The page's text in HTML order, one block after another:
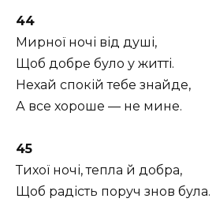
44
Мирної ночі від душі,
Щоб добре було у житті.
Нехай спокій тебе знайде,
А все хороше — не мине.
45
Тихої ночі, тепла й добра,
Щоб радість поруч знов була.